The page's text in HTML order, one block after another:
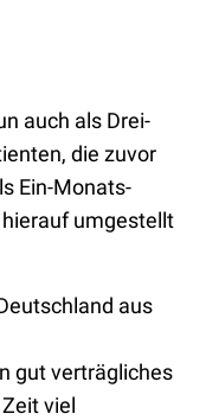
auch als Drei-
die zuvor
Ein-Monats-
umgestellt
aus
gut verträgliches
viel